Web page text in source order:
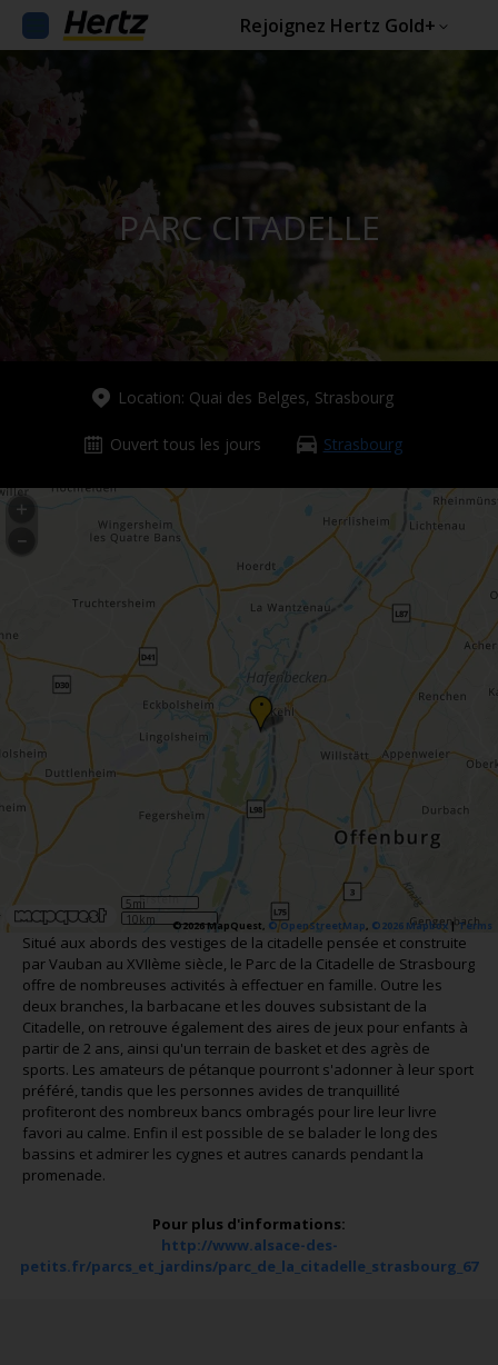
Rejoignez Hertz Gold+
PARC CITADELLE
Location: Quai des Belges, Strasbourg
Ouvert tous les jours Strasbourg
5mi
10km
©2026 MapQuest, © OpenStreetMap, ©2026 Mapbox|Terms
•
Situé aux abords des vestiges de la citadelle pensée et construite
par Vauban au XVIIème siècle, le Parc de la Citadelle de Strasbourg
offre de nombreuses activités à effectuer en famille. Outre les
deux branches, la barbacane et les douves subsistant de la
Citadelle, on retrouve également des aires de jeux pour enfants à
partir de 2 ans, ainsi qu'un terrain de basket et des agrès de
sports. Les amateurs de pétanque pourront s'adonner à leur sport
préféré, tandis que les personnes avides de tranquillité
profiteront des nombreux bancs ombragés pour lire leur livre
favori au calme. Enfin il est possible de se balader le long des
bassins et admirer les cygnes et autres canards pendant la
promenade.
Pour plus d'informations:
http://www.alsace-des-
petits.fr/parcs_et_jardins/parc_de_la_citadelle_strasbourg_67